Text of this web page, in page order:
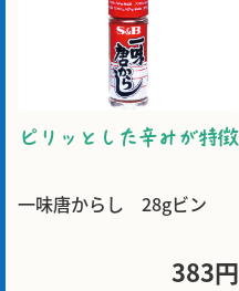
一味唐からし 28gビン
ピリッとした辛みが特徴
383円